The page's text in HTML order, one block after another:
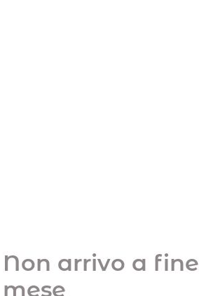
Non arrivo a fine
mese